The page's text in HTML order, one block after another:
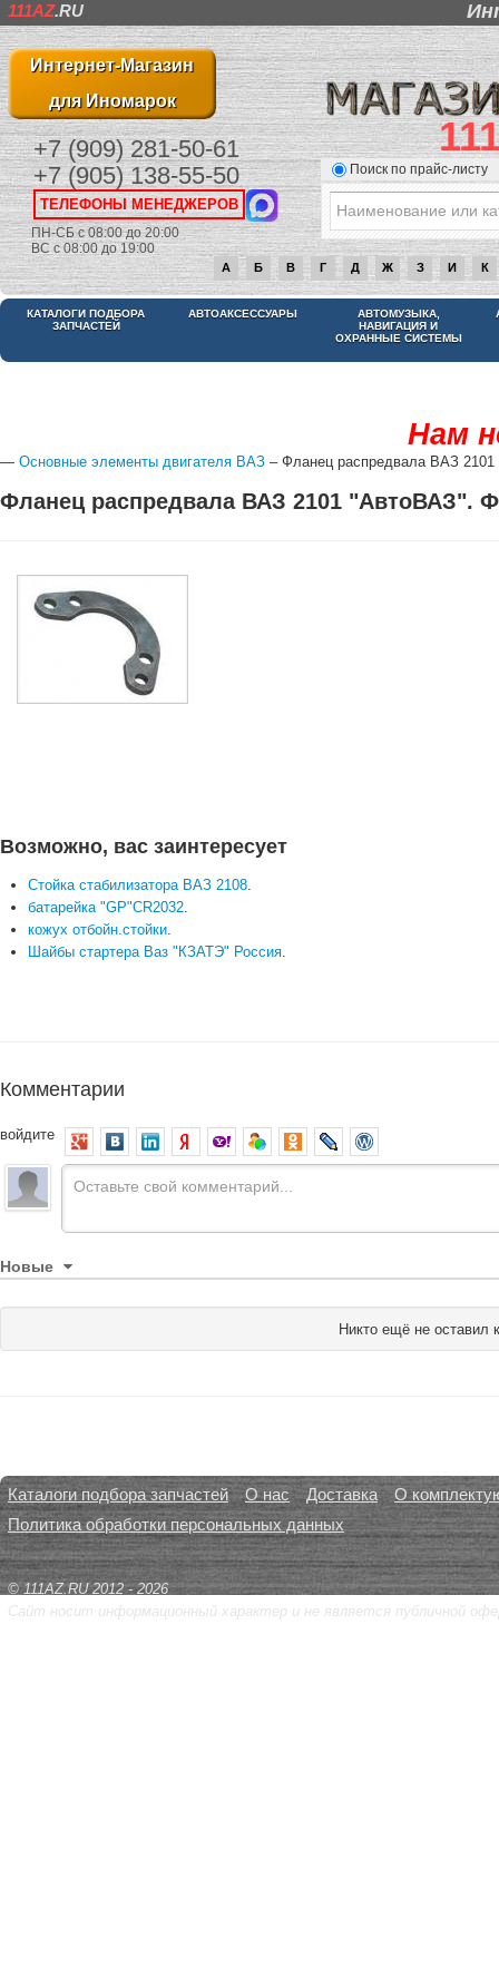
111AZ.RU
Интернет-Магазин
для Иномарок
+7 (909) 281-50-61
+7 (905) 138-55-50
ТЕЛЕФОНЫ МЕНЕДЖЕРОВ
ПН-СБ с 08:00 до 20:00
ВС с 08:00 до 19:00
Поиск по прайс-листу
А Б В Г Д Ж З И К
КАТАЛОГИ ПОДБОРА
ЗАПЧАСТЕЙ
АВТОАКСЕССУАРЫ
АВТОМУЗЫКА,
НАВИГАЦИЯ И
ОХРАННЫЕ СИСТЕМЫ
Нам
— Основные элементы двигателя ВАЗ – Фланец распредвала ВАЗ
Фланец распредвала ВАЗ 2101 "АвтоВАЗ".
Возможно, вас заинтересует
Стойка стабилизатора ВАЗ 2108.
батарейка "GP"CR2032.
кожух отбойн.стойки.
Шайбы стартера Ваз "КЗАТЭ" Россия.
Комментарии
войдите
Новые
Никто ещё не оставил
Каталоги подбора запчастей О нас Доставка
О
Политика обработки персональных данных
© 111AZ.RU 2012 - 2026
Сайт носит информационный характер и не является публичной